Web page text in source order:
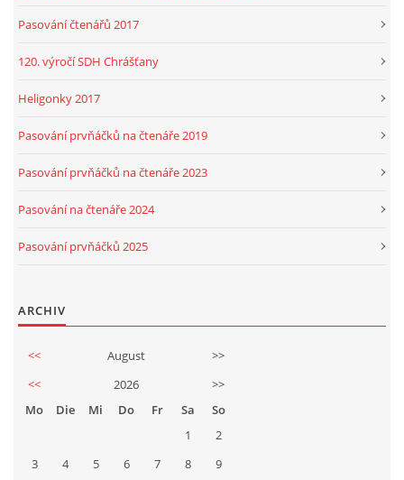
Pasování čtenářů 2017
120. výročí SDH Chrášťany
Heligonky 2017
Pasování prvňáčků na čtenáře 2019
Pasování prvňáčků na čtenáře 2023
Pasování na čtenáře 2024
Pasování prvňáčků 2025
ARCHIV
<< August
>>
<<
2026
>>
Mo
Die Mi Do Fr Sa
So
1
2
3
4 5 6 7 8 9